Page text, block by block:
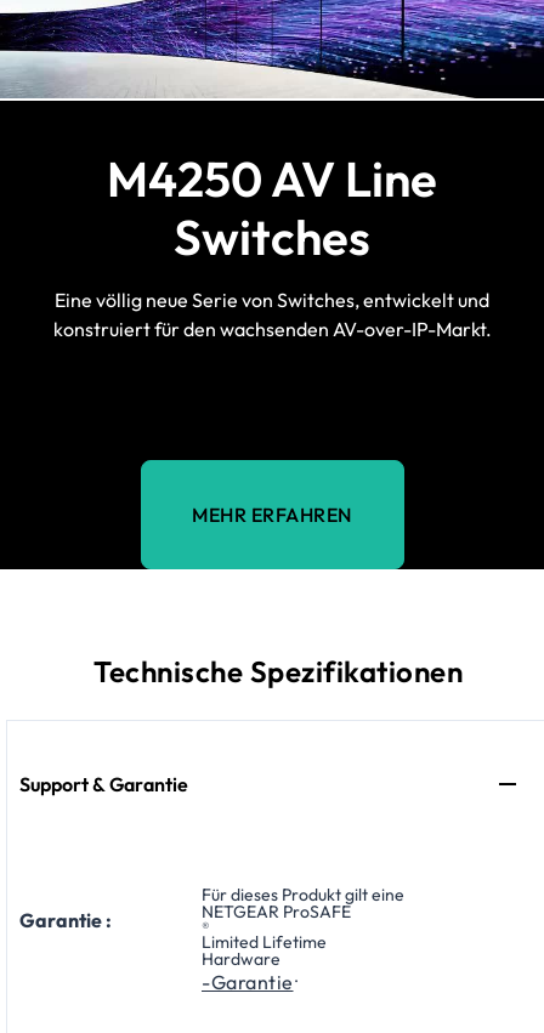
M4250 AV Line
Switches
Eine völlig neue Serie von Switches, entwickelt und
konstruiert für den wachsenden AV-over-IP-Markt.
MEHR ERFAHREN
Technische Spezifikationen
Support & Garantie
Garantie :
Für dieses Produkt gilt eine
NETGEAR ProSAFE
®
Limited Lifetime
Hardware
-Garantie.